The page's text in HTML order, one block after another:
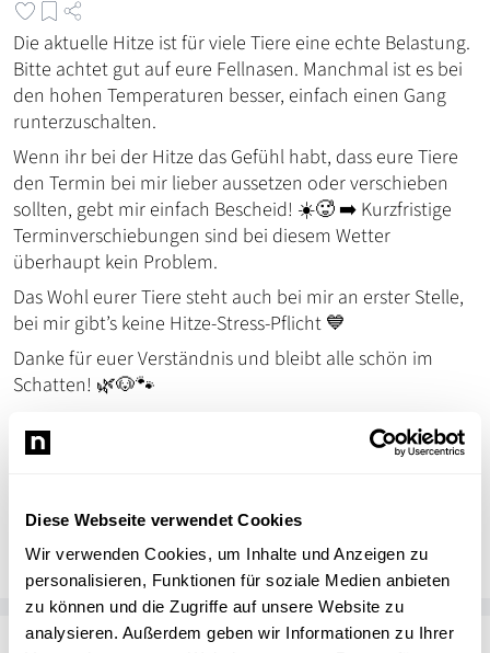
Diese Webseite verwendet Cookies
Wir verwenden Cookies, um Inhalte und Anzeigen zu
personalisieren, Funktionen für soziale Medien anbieten
zu können und die Zugriffe auf unsere Website zu
analysieren. Außerdem geben wir Informationen zu Ihrer
Die aktuelle Hitze ist für viele Tiere eine echte Belastung.
Bitte achtet gut auf eure Fellnasen. Manchmal ist es bei
den hohen Temperaturen besser, einfach einen Gang
runterzuschalten.
Wenn ihr bei der Hitze das Gefühl habt, dass eure Tiere
den Termin bei mir lieber aussetzen oder verschieben
sollten, gebt mir einfach Bescheid! ☀️🥵 ➡️ Kurzfristige
Terminverschiebungen sind bei diesem Wetter
überhaupt kein Problem.
Das Wohl eurer Tiere steht auch bei mir an erster Stelle,
bei mir gibt’s keine Hitze-Stress-Pflicht 💙
Danke für euer Verständnis und bleibt alle schön im
Schatten! 🌿🐶🐾
JS
Jessica Szmatula
Tierphysiotherapie Jessica Szmatula